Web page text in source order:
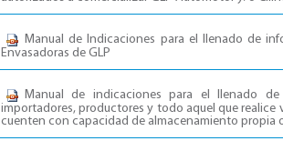
Manual de Indicaciones para el llenado de
Envasadoras de GLP
Manual de indicaciones para el llenado
importadores, productores y todo aquel que
cuenten con capacidad de almacenamiento propia